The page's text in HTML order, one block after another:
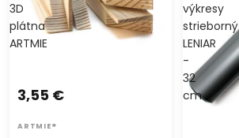
3D
plátna
ARTMIE
3,55 €
ARTMIE®
výkresy
strieborný
LENIAR
-
32
cm